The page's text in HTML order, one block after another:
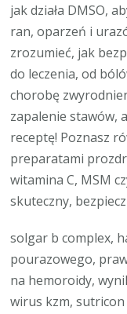
jak działa DMSO,
ran, oparzeń i
zrozumieć, jak
do leczenia, od
chorobę
zapalenie stawów,
receptę! Poznasz
preparatami
witamina C, MSM
skuteczny,
solgar b complex,
pourazowego,
na hemoroidy,
wirus kzm,